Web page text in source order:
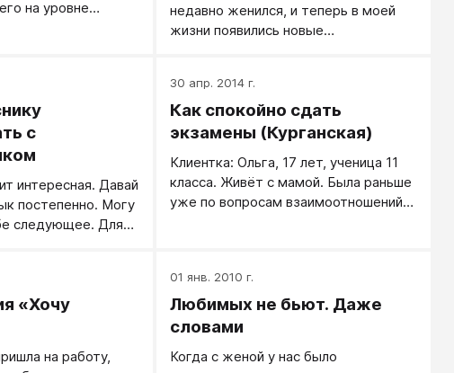
на уровне
недавно женился, и теперь в моей
жизни появились новые
Кати...»
с
интересная. Давай
постепенно. Могу
следующее. Для
как отвечаете
сделать
Просто положи
запись и
30 апр. 2014 г.
Как спокойно сдать
экзамены (Курганская)
Клиентка: Ольга, 17 лет, ученица 11
класса. Живёт с мамой. Была раньше
уже по вопросам взаимоотношений с
«Хочу
на работу,
01 янв. 2010 г.
Любимых не бьют. Даже
словами
Когда с женой у нас было